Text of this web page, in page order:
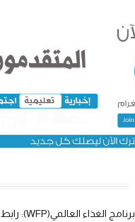
برنامج الغذاء العالمي(WFP): رابط